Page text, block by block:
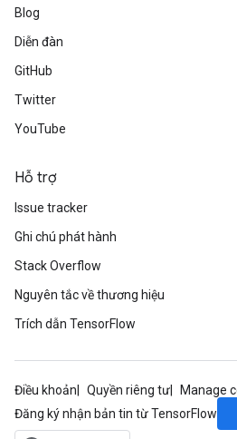
Blog
Diễn đàn
GitHub
Twitter
YouTube
Hỗ trợ
Issue tracker
Ghi chú phát hành
Stack Overflow
Nguyên tắc về thương hiệu
Trích dẫn TensorFlow
Điều khoản Quyền riêng tư
Manage
Đăng ký nhận bản tin từ TensorFlow